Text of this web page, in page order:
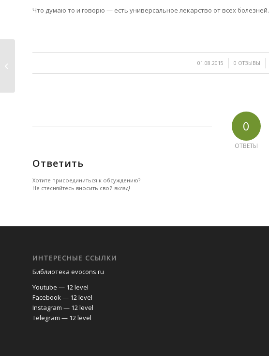
Что думаю то и говорю — есть универсальное лекарство от всех болезней.
01.08.2015
/ 0 ОТЗЫВЫ
/
0
ОТВЕТЫ
Ответить
Хотите присоединиться к обсуждению?
Не стесняйтесь вносить свой вклад!
ИНТЕРЕСНЫЕ ССЫЛКИ
Библиотека evocons.ru
Youtube — 12 level
Facebook — 12 level
Instagram — 12 level
Telegram — 12 level